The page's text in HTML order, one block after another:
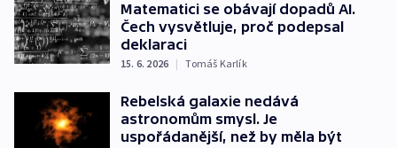
Matematici se obávají dopadů AI.
Čech vysvětluje, proč podepsal
deklaraci
15. 6. 2026 | Tomáš Karlík
Rebelská galaxie nedává
astronomům smysl. Je
uspořádanější, než by měla být